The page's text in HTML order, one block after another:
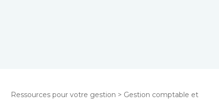
Ressources pour votre gestion > Gestion comptable et